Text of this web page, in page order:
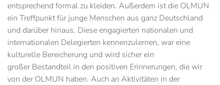
entsprechend formal zu kleiden. Außerdem ist die OLMUN
ein Treffpunkt für junge Menschen aus ganz Deutschland
und darüber hinaus. Diese engagierten nationalen und
internationalen Delegierten kennenzulernen, war eine
kulturelle Bereicherung und wird sicher ein
großer Bestandteil in den positiven Erinnerungen, die wir
von der OLMUN haben. Auch an Aktivitäten in der